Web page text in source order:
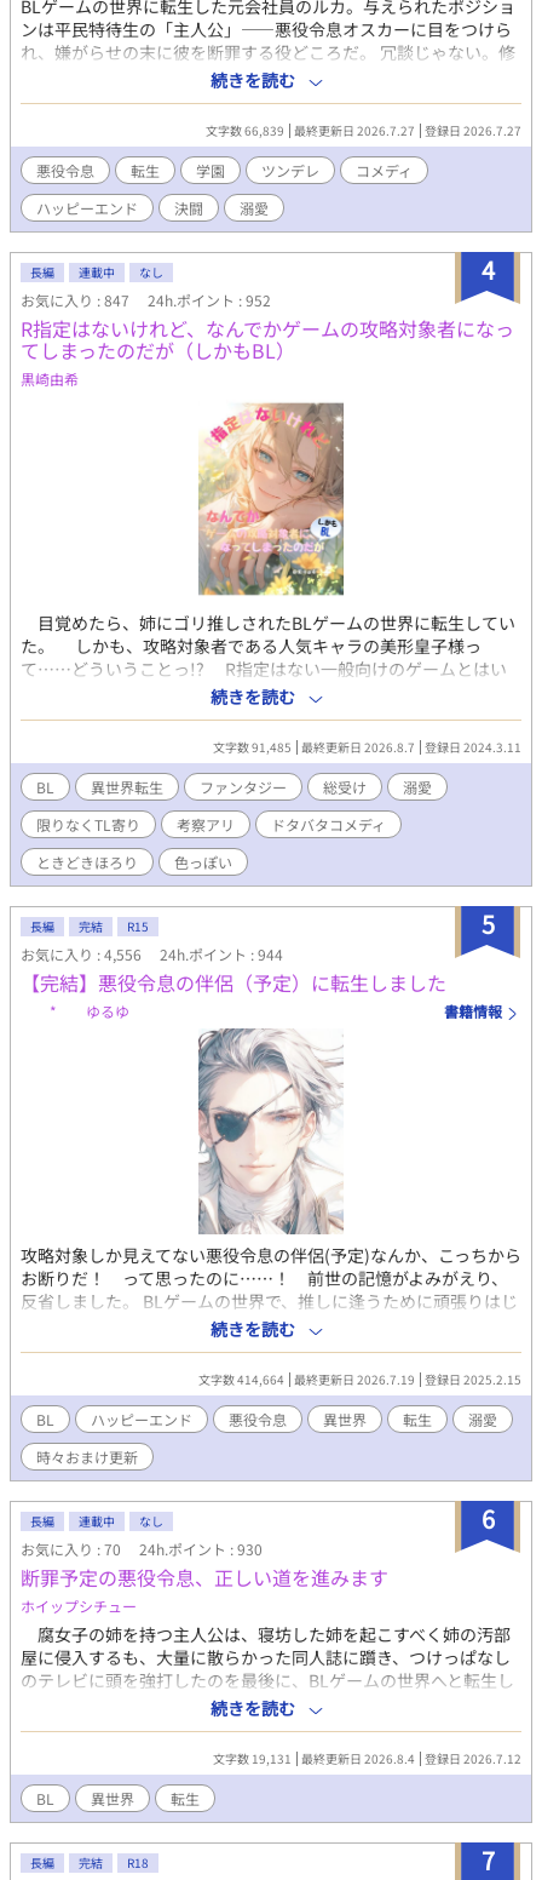
だけど執着溺愛が止まらない年下大型犬王子×恋愛に疎い天才パ
ティシエの王宮を舞台にしたサスペンス要素ありのラブコメで
す。
BLゲームの世界に転生した元会社員のルカ。与えられたポジショ
ンは平民特待生の「主人公」——悪役令息オスカーに目をつけら
れ、嫌がらせの末に彼を断罪する役どころだ。 冗談じゃない。修
羅場はご免だ。平穏に卒業するため、ルカは全力でオスカーを避
けることに決めた。 なのに。 「ルカ・ミレット！ 貴様に決闘を
申し込む！」 なぜか毎週、果たし状が届く。決闘の種目は剣から
学力、そのうち料理勝負へと脱線していき、賭けの景品はなぜか
いつも俺の実家のパン。おまけに学院中が「今週もやってるな」
と生温かい。 ……あれ？ こいつ、俺に構ってほしいだけなんじ
ゃ？ 逃げるほど距離が縮まる、破滅フラグ回避（失敗中）の学園
BLコメディ。全年齢・純愛です。 ※本作は『小説家になろう』
『カクヨム』にも掲載しています。
続きを読む
文字数 66,839 最終更新日 2026.7.27 登録日 2026.7.27
悪役令息 転生 学園 ツンデレ
コメディ
ハッピーエンド
決闘 溺愛
4
長編 連載中 なし
お気に入り : 847 24h.ポイント : 952
R指定はないけれど、なんでかゲームの攻略対象者になっ
てしまったのだが（しかもBL）
黒崎由希
​目覚めたら、姉にゴリ推しされたBLゲームの世界に転生してい
た。 しかも、攻略対象者である人気キャラの美形皇子様っ
て……どういうことっ!? ​R指定はない一般向けのゲームとはい
え、ここは男と男が恋に落ちる世界。 友情のつもりで接したイ
ケメン騎士からも、純潔皇子の二つ名を持つ兄からも、なぜか熱
い視線を向けられてしまい――！？ ​「頼むからみんな、オレを攻
略しようとしないでくれ――!!」 ​迫り来る恋愛フラグを全力で
へし折りたい（元）男子高校生の、フラグ全折り奮闘記！ ​※全方
位から執着されますが、R指定はありません（たぶん）。ハッピ
ーエンド確約、デス… ​【異世界転生 / BLゲーム / 勘違い・愛され /
ドタバタコメディ】 ※2026.05.20 更新再開 ○印のある本文中に
キャラクターのイメージボードが挿入されています。お含みおき
続きを読む
文字数 91,485 最終更新日 2026.8.7 登録日 2024.3.11
BL 異世界転生 ファンタジー 総受け
溺愛
限りなくTL寄り
考察アリ
ドタバタコメディ
ときどきほろり
色っぽい
5
長編 完結 R15
お気に入り : 4,556 24h.ポイント : 944
【完結】悪役令息の伴侶（予定）に転生しました
* ゆるゆ 書籍情報
攻略対象しか見えてない悪役令息の伴侶(予定)なんか、こっちから
お断りだ！ って思ったのに……！ 前世の記憶がよみがえり、
反省しました。 BLゲームの世界で、推しに逢うために頑張りはじ
めた、名前も顔も身長もないモブの快進撃がはじまる──！ と
いいな！（笑） 本編完結済。 おまけのお話を時々更新していま
す。 皆さまの応援のおかげで『もふもふ獣人に転生したら、最愛
の推しに溺愛されています』書籍化、心から、ありがとうござい
ます！ 皆の動画をつくりました！ もしよかったら、プロフのweb
サイトからどうぞです。 表紙や動画にはAIを使っていますが、小
説にはAIを使っておりません
続きを読む
文字数 414,664 最終更新日 2026.7.19 登録日 2025.2.15
BL ハッピーエンド 悪役令息 異世界 転生
溺愛
時々おまけ更新
6
長編 連載中 なし
お気に入り : 70 24h.ポイント : 930
断罪予定の悪役令息、正しい道を進みます
ホイップシチュー
腐女子の姉を持つ主人公は、寝坊した姉を起こすべく姉の汚部
屋に侵入するも、大量に散らかった同人誌に躓き、つけっぱなし
のテレビに頭を強打したのを最後に、BLゲームの世界へと転生し
てしまう____ 転生先はまさかの作品唯一の悪役で、攻略対象を
中心に周りから忌み嫌われる悪役令息、イリス・ネーヴェルアー
ク。 ゲーム内の断罪イベントで死刑を告げられる運命にある彼
は、生きるために姉から聞いた曖昧な情報だけで様々な困難に立
ち向かう____!?
続きを読む
文字数 19,131 最終更新日 2026.8.4 登録日 2026.7.12
BL 異世界 転生
7
長編 完結 R18